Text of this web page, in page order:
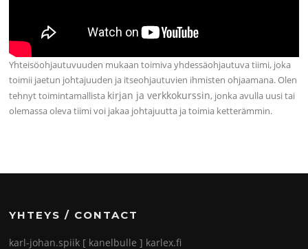
Yhteisöohjautuvuuden mukaan toimiva yhdessäohjautuva tiimi, joka
toimii jaetun johtajuuden ja itseohjautuvien ihmisten ohjaamana. Olen
tehnyt toimintamallista kirjan ja verkkokurssin, jonka avulla uusi tai
olemassa oleva tiimi voi jakaa johtajuutta ja toimia ketterämmin.
YHTEYS / CONTACT
karl-johan.spiik [ kanelbulle ] karlex.fi